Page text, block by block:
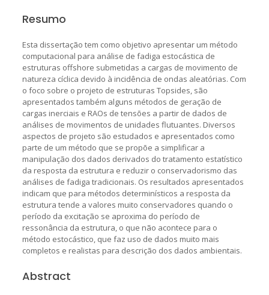
Resumo
Esta dissertação tem como objetivo apresentar um método
computacional para análise de fadiga estocástica de
estruturas offshore submetidas a cargas de movimento de
natureza cíclica devido à incidência de ondas aleatórias. Com
o foco sobre o projeto de estruturas Topsides, são
apresentados também alguns métodos de geração de
cargas inerciais e RAOs de tensões a partir de dados de
análises de movimentos de unidades flutuantes. Diversos
aspectos de projeto são estudados e apresentados como
parte de um método que se propõe a simplificar a
manipulação dos dados derivados do tratamento estatístico
da resposta da estrutura e reduzir o conservadorismo das
análises de fadiga tradicionais. Os resultados apresentados
indicam que para métodos determinísticos a resposta da
estrutura tende a valores muito conservadores quando o
período da excitação se aproxima do período de
ressonância da estrutura, o que não acontece para o
método estocástico, que faz uso de dados muito mais
completos e realistas para descrição dos dados ambientais.
Abstract